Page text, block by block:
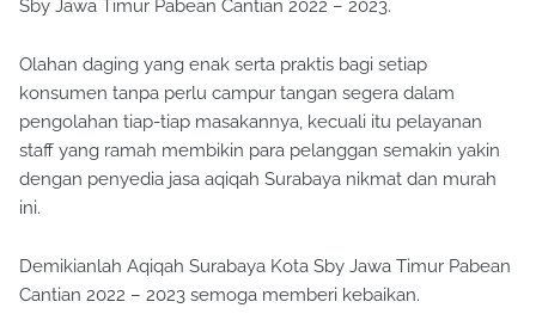
Sby Jawa Timur Pabean Cantian 2022 – 2023.
Olahan daging yang enak serta praktis bagi setiap
konsumen tanpa perlu campur tangan segera dalam
pengolahan tiap-tiap masakannya, kecuali itu pelayanan
staff yang ramah membikin para pelanggan semakin yakin
dengan penyedia jasa aqiqah Surabaya nikmat dan murah
ini.
Demikianlah Aqiqah Surabaya Kota Sby Jawa Timur Pabean
Cantian 2022 – 2023 semoga memberi kebaikan.